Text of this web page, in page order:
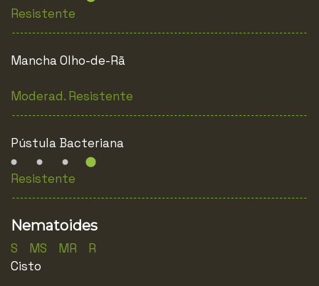
Resistente
Mancha Olho-de-Rã
Moderad. Resistente
Pústula Bacteriana
Resistente
Nematoides
S MS MR R
Cisto